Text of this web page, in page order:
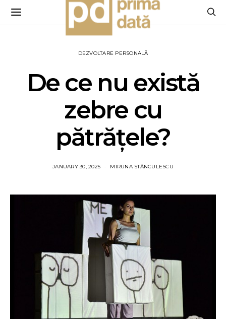
DEZVOLTARE PERSONALĂ
De ce nu există
zebre cu
pătrățele?
JANUARY 30, 2025 MIRUNA STĂNCULESCU